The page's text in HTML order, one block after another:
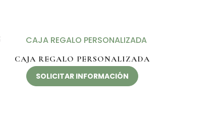
CAJA REGALO PERSONALIZADA
SOLICITAR INFORMACIÓN